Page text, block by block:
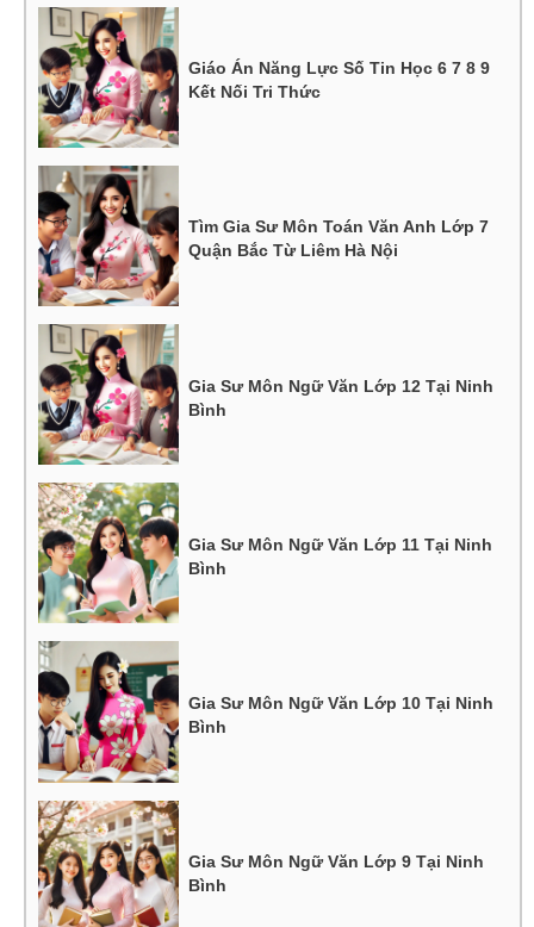
Giáo Án Năng Lực Số Tin Học 6 7 8 9
Kết Nối Tri Thức
Tìm Gia Sư Môn Toán Văn Anh Lớp 7
Quận Bắc Từ Liêm Hà Nội
Gia Sư Môn Ngữ Văn Lớp 12 Tại Ninh
Bình
Gia Sư Môn Ngữ Văn Lớp 11 Tại Ninh
Bình
Gia Sư Môn Ngữ Văn Lớp 10 Tại Ninh
Bình
Gia Sư Môn Ngữ Văn Lớp 9 Tại Ninh
Bình